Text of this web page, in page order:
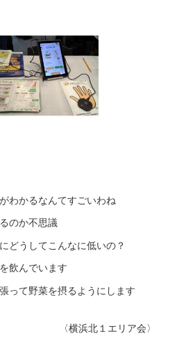
わかるなんてすごいわね
のか不思議
どうしてこんなに低いの？
飲んでいます
って野菜を摂るようにします
〈横浜北１エリア会〉